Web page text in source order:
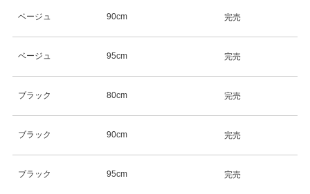
ベージュ 90cm 完売
ベージュ 95cm 完売
ブラック 80cm 完売
ブラック 90cm 完売
ブラック 95cm 完売